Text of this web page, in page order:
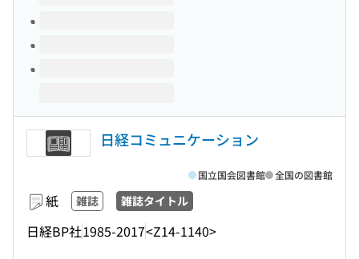
日経コミュニケーション
紙 雑誌 雑誌タイトル
日経BP社1985-2017<Z14-1140>
国立国会図書館 全国の図書館